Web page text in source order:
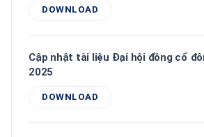
DOWNLOAD
Cập nhật tài liệu Đại hội đồng cổ
2025
DOWNLOAD